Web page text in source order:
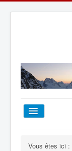
Vous êtes ici :